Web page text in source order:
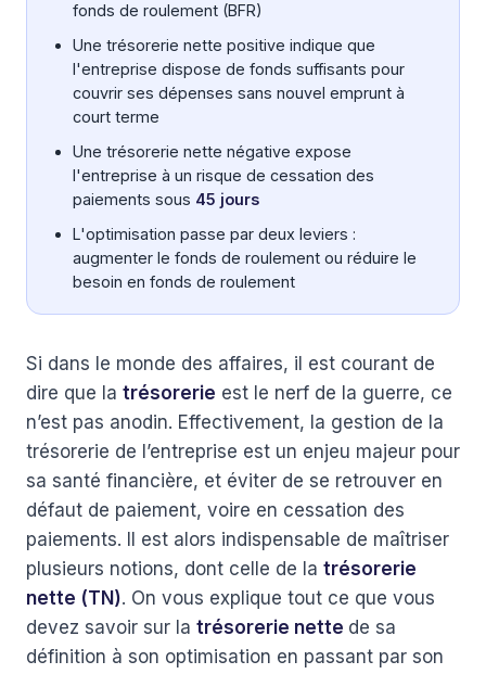
fonds de roulement (BFR)
Une trésorerie nette positive indique que
l'entreprise dispose de fonds suffisants pour
couvrir ses dépenses sans nouvel emprunt à
court terme
Une trésorerie nette négative expose
l'entreprise à un risque de cessation des
paiements sous 45 jours
L'optimisation passe par deux leviers :
augmenter le fonds de roulement ou réduire le
besoin en fonds de roulement
Si dans le monde des affaires, il est courant de
dire que la trésorerie est le nerf de la guerre, ce
n’est pas anodin. Effectivement, la gestion de la
trésorerie de l’entreprise est un enjeu majeur pour
sa santé financière, et éviter de se retrouver en
défaut de paiement, voire en cessation des
paiements. Il est alors indispensable de maîtriser
plusieurs notions, dont celle de la trésorerie
nette (TN). On vous explique tout ce que vous
devez savoir sur la trésorerie nette de sa
définition à son optimisation en passant par son